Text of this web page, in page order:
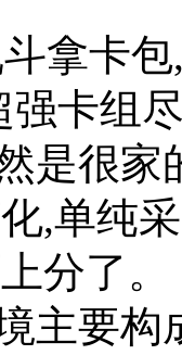
拿卡
卡组
是很家
,单纯
分了。
主要